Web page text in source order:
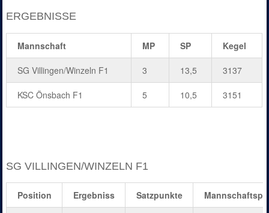
ERGEBNISSE
Mannschaft MP SP Kegel
SG Villingen/Winzeln F1 3 13,5 3137
KSC Önsbach F1 5 10,5 3151
SG VILLINGEN/WINZELN F1
Position Ergebniss Satzpunkte